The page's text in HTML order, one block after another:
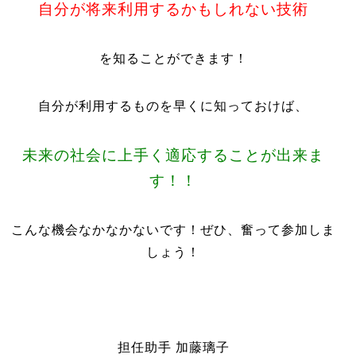
自分が将来利用するかもしれない技術
を知ることができます！
自分が利用するものを早くに知っておけば、
未来の社会に上手く適応することが出来ま
す！！
こんな機会なかなかないです！ぜひ、奮って参加しま
しょう！
担任助手 加藤璃子